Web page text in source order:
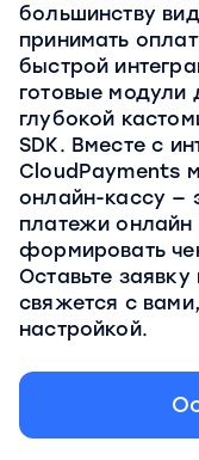
большинству
принимать
быстрой
готовые модули
глубокой
SDK. Вместе с
СloudPayments
онлайн-кассу —
платежи онлайн
формировать
Оставьте
свяжется с
настройкой.